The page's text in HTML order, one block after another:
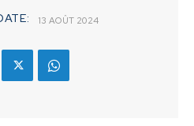
13 AOÛT 2024